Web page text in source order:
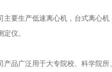
生产低速离心机，台式离心机
定仪。
广泛用于大专院校、科学院所